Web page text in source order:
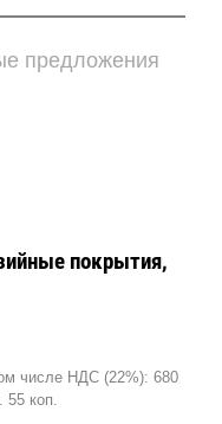
предложения
покрытия,
числе НДС (22%): 680
55 коп.